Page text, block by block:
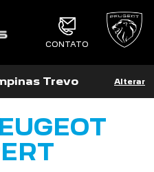
CONTATO
Trevo Alterar